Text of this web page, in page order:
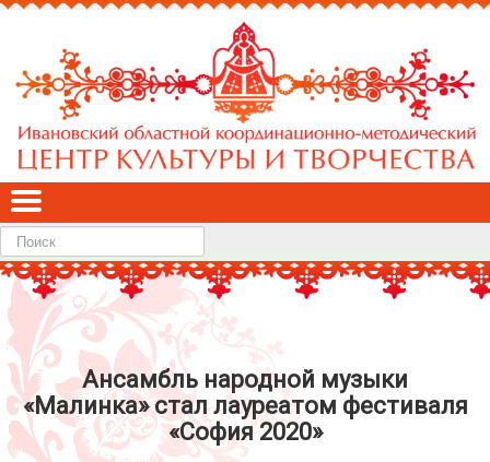
Найти
Ансамбль народной музыки
«Малинка» стал лауреатом фестиваля
«София 2020»